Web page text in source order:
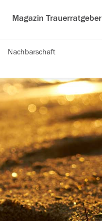
Magazin Trauerratgeber
Nachbarschaft